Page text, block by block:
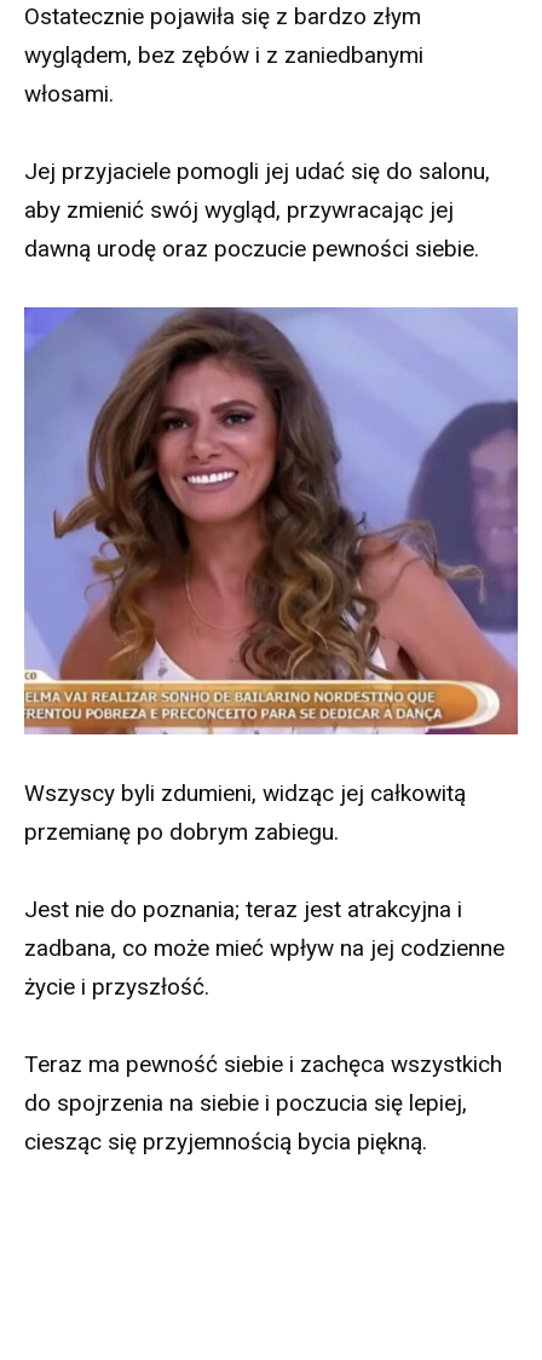
Ostatecznie pojawiła się z bardzo złym
wyglądem, bez zębów i z zaniedbanymi
włosami.
Jej przyjaciele pomogli jej udać się do salonu,
aby zmienić swój wygląd, przywracając jej
dawną urodę oraz poczucie pewności siebie.
Wszyscy byli zdumieni, widząc jej całkowitą
przemianę po dobrym zabiegu.
Jest nie do poznania; teraz jest atrakcyjna i
zadbana, co może mieć wpływ na jej codzienne
życie i przyszłość.
Teraz ma pewność siebie i zachęca wszystkich
do spojrzenia na siebie i poczucia się lepiej,
ciesząc się przyjemnością bycia piękną.